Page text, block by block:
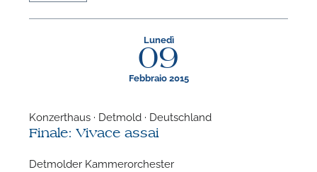
Lunedì
09
Febbraio 2015
Konzerthaus · Detmold · Deutschland
Finale: Vivace assai
Detmolder Kammerorchester